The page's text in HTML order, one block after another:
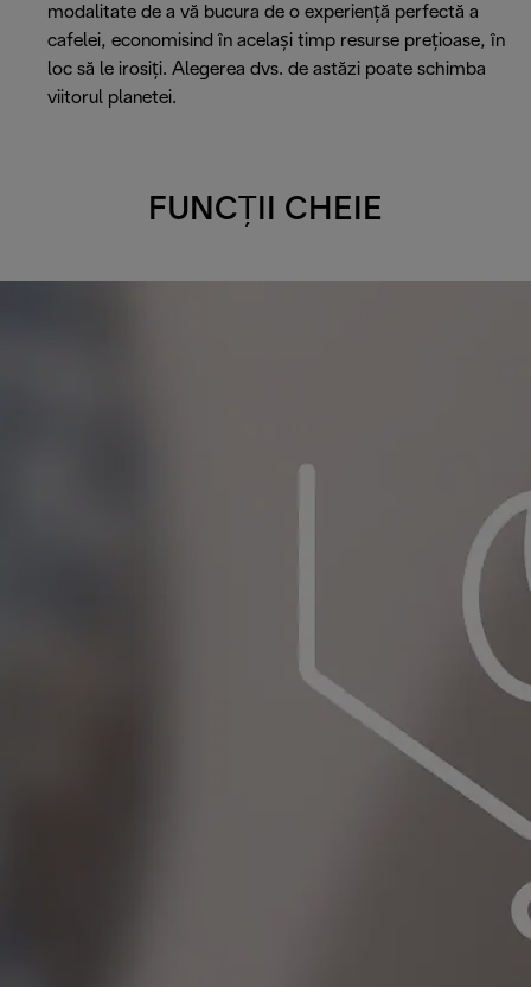
modalitate de a vă bucura de o experiență perfectă a
cafelei, economisind în același timp resurse prețioase, în
loc să le irosiți. Alegerea dvs. de astăzi poate schimba
viitorul planetei.
FUNCȚII CHEIE